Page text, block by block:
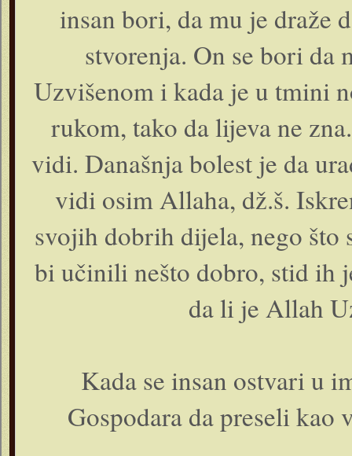
insan bori, da mu je draže
stvorenja. On se bori
Uzvišenom i kada je u tmini
rukom, tako da lijeva ne
vidi. Današnja bolest je da
vidi osim Allaha, dž.š.
svojih dobrih dijela, nego
bi učinili nešto dobro, stid ih
da li je Allah
Kada se insan ostvari u
Gospodara da preseli